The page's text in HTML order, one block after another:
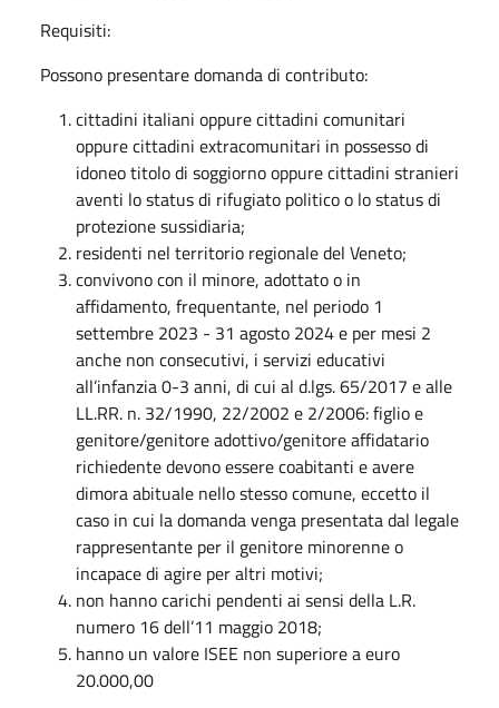
Requisiti:
Possono presentare domanda di contributo:
cittadini italiani oppure cittadini comunitari
oppure cittadini extracomunitari in possesso di
idoneo titolo di soggiorno oppure cittadini stranieri
aventi lo status di rifugiato politico o lo status di
protezione sussidiaria;
residenti nel territorio regionale del Veneto;
convivono con il minore, adottato o in
affidamento, frequentante, nel periodo 1
settembre 2023 - 31 agosto 2024 e per mesi 2
anche non consecutivi, i servizi educativi
all’infanzia 0-3 anni, di cui al d.lgs. 65/2017 e alle
LL.RR. n. 32/1990, 22/2002 e 2/2006: figlio e
genitore/genitore adottivo/genitore affidatario
richiedente devono essere coabitanti e avere
dimora abituale nello stesso comune, eccetto il
caso in cui la domanda venga presentata dal legale
rappresentante per il genitore minorenne o
incapace di agire per altri motivi;
non hanno carichi pendenti ai sensi della L.R.
numero 16 dell’11 maggio 2018;
hanno un valore ISEE non superiore a euro
20.000,00